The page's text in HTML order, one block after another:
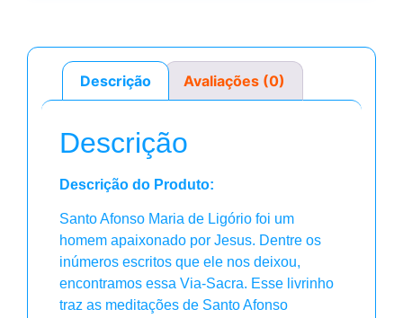
Descrição Avaliações (0)
Descrição
Descrição do Produto:
Santo Afonso Maria de Ligório foi um
homem apaixonado por Jesus. Dentre os
inúmeros escritos que ele nos deixou,
encontramos essa Via-Sacra. Esse livrinho
traz as meditações de Santo Afonso